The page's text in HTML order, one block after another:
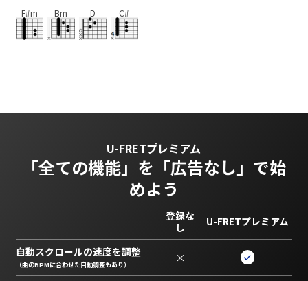
F#m Bm D C#
U-FRETプレミアム
「全ての機能」を 「広告なし」で始
めよう
登録な
し
U-FRETプレミアム
自動スクロールの速度を調整
（曲のBPMに合わせた自動調整もあり） ×